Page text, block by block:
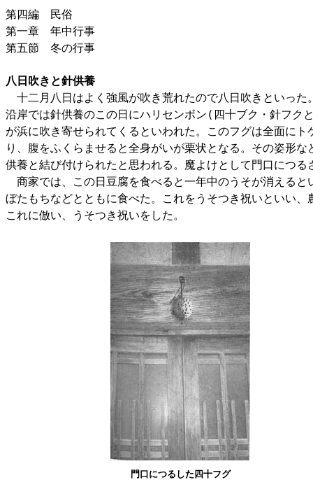
第四編 民俗
第一章 年中行事
第五節 冬の行事
八日吹きと針供養
十二月八日はよく強風が吹き荒れたので八日吹きといった
沿岸では針供養のこの日にハリセンボン(四十ブク・針フク
が浜に吹き寄せられてくるといわれた。このフグは全面にト
り、腹をふくらませると全身がいが栗状となる。その姿形な
供養と結び付けられたと思われる。魔よけとして門口につる
商家では、この日豆腐を食べると一年中のうそが消えると
ぼたもちなどとともに食べた。これをうそつき祝いといい、
これに倣い、うそつき祝いをした。
門口につるした四十フグ